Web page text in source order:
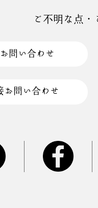
ご不明な点
問い合わせ
お問い合わせ